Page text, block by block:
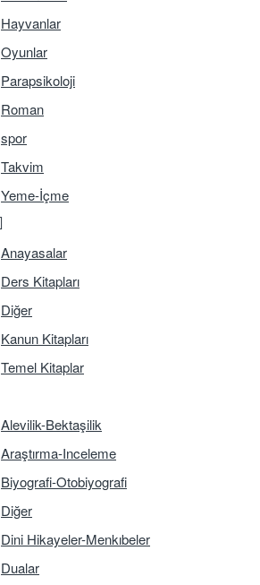
Hayvanlar
Oyunlar
Parapsikoloji
Roman
spor
Takvim
Yeme-İçme
Anayasalar
Ders Kitapları
Diğer
Kanun Kitapları
Temel Kitaplar
Alevilik-Bektaşilik
Araştırma-Inceleme
Biyografi-Otobiyografi
Diğer
Dini Hikayeler-Menkıbeler
Dualar